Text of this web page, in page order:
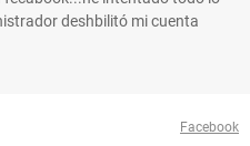
deshbilitó mi cuenta
Facebook